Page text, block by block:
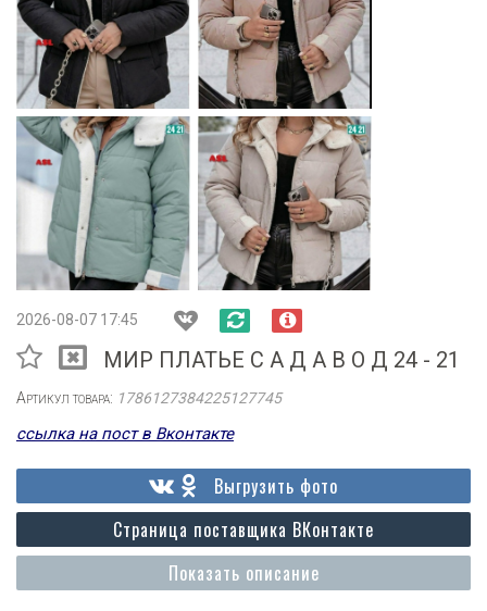
2026-08-07 17:45
МИР ПЛАТЬЕ С А Д А В О Д 24 - 21
Артикул товара: 1786127384225127745
ссылка на пост в Вконтакте
Показать описание
Страница поставщика ВКонтакте
Выгрузить фото